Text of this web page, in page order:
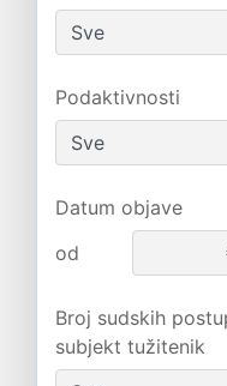
Podaktivnosti
Datum objave
od
Broj sudskih
subjekt tužitenik